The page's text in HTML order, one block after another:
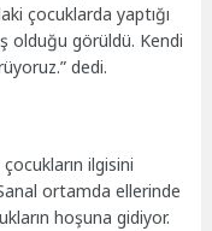
çocuklarda yaptığı
olduğu görüldü. Kendi
dedi.
ilgisini
ortamda ellerinde
hoşuna gidiyor.